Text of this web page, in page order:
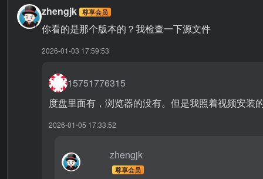
zhengjk 尊享会员
你看的是那个版本的？我检查一下源文件
2026-01-03 17:59:53
15751776315
度盘里面有，浏览器的没有。但是我照着视频安装
2026-01-05 17:33:52
zhengjk
尊享会员